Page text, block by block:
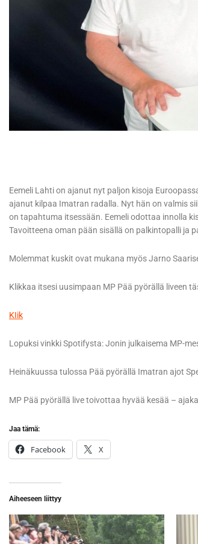
Eemeli Lahti on ajanut nyt paljon kisoja
ajanut kilpaa Imatran radalla. Nyt hän on valmis
on tapahtuma itsessään. Eemeli odottaa innolla
Tavoitteena oman pään sisällä on palkintopalli ja
Molemmat kuskit ovat mukana myös Jarno
Klikkaa itsesi uusimpaan MP Pää pyörällä liveen
KIik
Lopuksi vinkki Spotifysta: Jonin julkaisema MP-
Heinäkuussa tulossa Pää pyörällä Imatran ajot
MP Pää pyörällä live toivottaa hyvää kesää –
Jaa tämä:
Facebook X
Aiheeseen liittyy